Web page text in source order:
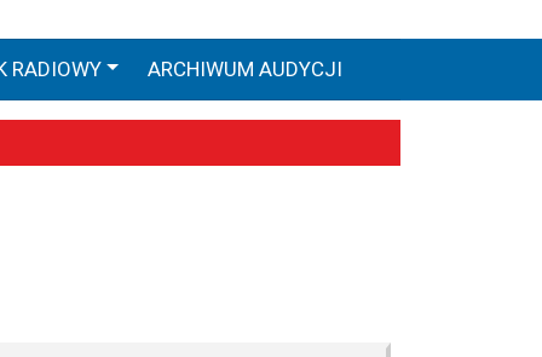
RADIOWY ARCHIWUM AUDYCJI
HEAVEN TOUR